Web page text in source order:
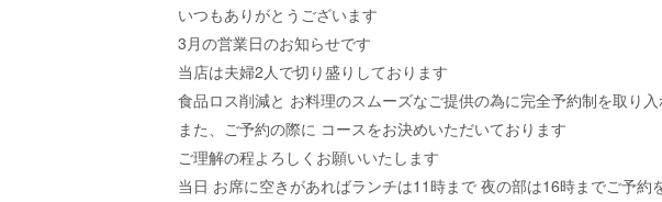
いつもありがとうございます
3月の営業日のお知らせです
当店は夫婦2人で切り盛りしております
食品ロス削減と お料理のスムーズなご提供の為に完全予約制を取り
また、ご予約の際に コースをお決めいただいております
ご理解の程よろしくお願いいたします
当日 お席に空きがあればランチは11時まで 夜の部は16時までご予約